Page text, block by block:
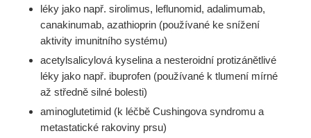
léky jako např. sirolimus, leflunomid, adalimumab,
canakinumab, azathioprin (používané ke snížení
aktivity imunitního systému)
acetylsalicylová kyselina a nesteroidní protizánětlivé
léky jako např. ibuprofen (používané k tlumení mírné
až středně silné bolesti)
aminoglutetimid (k léčbě Cushingova syndromu a
metastatické rakoviny prsu)